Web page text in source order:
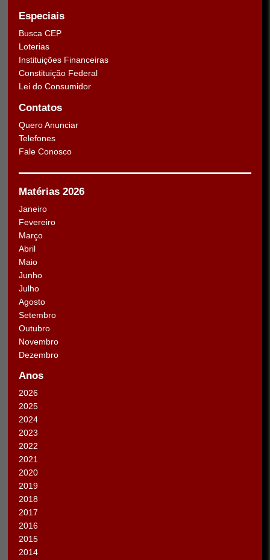
Especiais
Busca CEP
Loterias
Instituições Financeiras
Constituição Federal
Lei do Consumidor
Contatos
Quero Anunciar
Telefones
Fale Conosco
Matérias 2026
Janeiro
Fevereiro
Março
Abril
Maio
Junho
Julho
Agosto
Setembro
Outubro
Novembro
Dezembro
Anos
2026
2025
2024
2023
2022
2021
2020
2019
2018
2017
2016
2015
2014